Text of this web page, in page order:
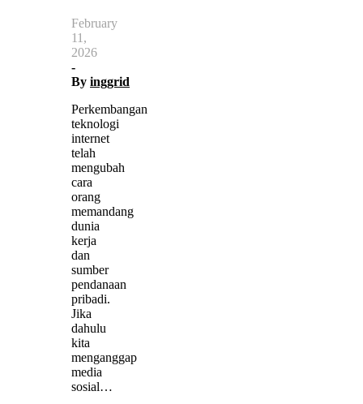
February
11,
2026
-
By inggrid
Perkembangan
teknologi
internet
telah
mengubah
cara
orang
memandang
dunia
kerja
dan
sumber
pendanaan
pribadi.
Jika
dahulu
kita
menganggap
media
sosial…